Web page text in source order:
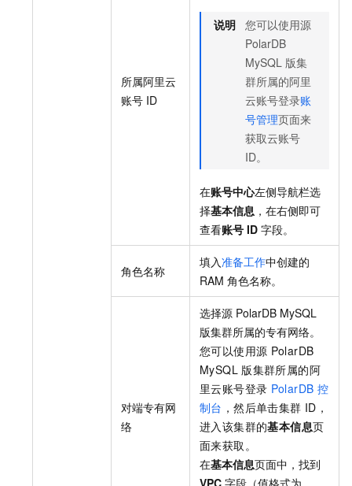
所属阿里云
账号 ID
说明 您可以使用源
PolarDB
MySQL 版集
群所属的阿里
云账号登录账
号管理页面来
获取云账号
ID。
在账号中心左侧导航栏选
择基本信息 ，在右侧即可
查看账号 ID 字段。
角色名称
填入准备工作中创建的
RAM 角色名称。
对端专有网
络
选择源 PolarDB MySQL
版集群所属的专有网络。
您可以使用源 PolarDB
MySQL 版集群所属的阿
里云账号登录 PolarDB 控
制台 ，然后单击集群 ID，
进入该集群的基本信息页
面来获取。
在基本信息页面中，找到